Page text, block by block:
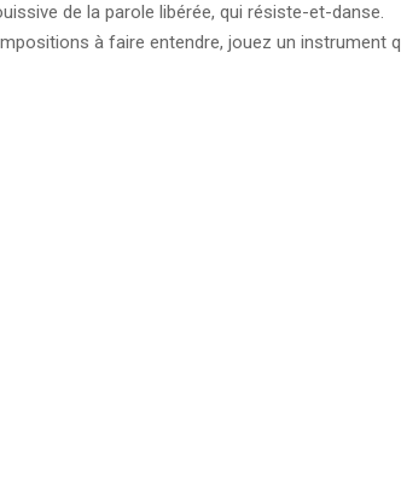
de la parole libérée, qui résiste-et-danse.
à faire entendre, jouez un instrument